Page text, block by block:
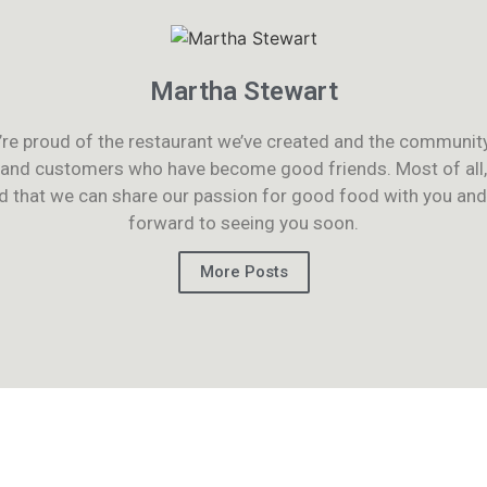
Martha Stewart
proud of the restaurant we’ve created and the
customers who have become good friends. Most of all,
that we can share our passion for good food with you
forward to seeing you soon.
More Posts